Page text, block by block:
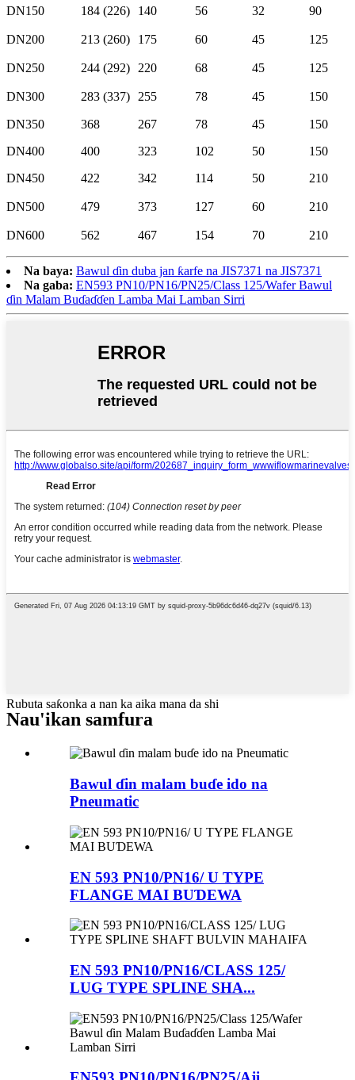
DN150 184 (226) 140 56 32 90
DN200 213 (260) 175 60 45 125
DN250 244 (292) 220 68 45 125
DN300 283 (337) 255 78 45 150
DN350 368 267 78 45
150
DN400
400 323 102 50
150
DN450
422 342 114 50 210
DN500 479 373 127 60 210
DN600 562 467 154 70 210
Na baya: Bawul ɗin duba jan ƙarfe na JIS7371 na JIS7371
Na gaba: EN593 PN10/PN16/PN25/Class 125/Wafer Bawul
ɗin Malam Buɗaɗɗen Lamba Mai Lamban Sirri
Rubuta saƙonka a nan ka aika mana da shi
Nau'ikan samfura
Bawul ɗin malam buɗe ido na
Pneumatic
EN 593 PN10/PN16/ U TYPE
FLANGE MAI BUƊEWA
EN 593 PN10/PN16/CLASS 125/
LUG TYPE SPLINE SHA...